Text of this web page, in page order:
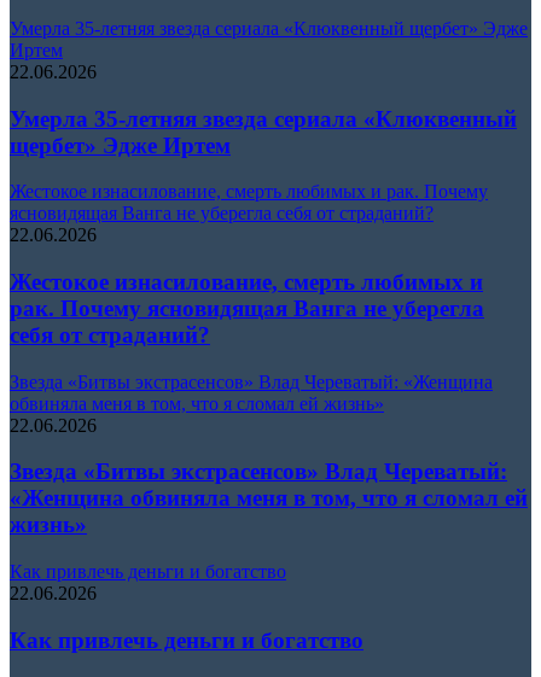
Умерла 35-летняя звезда сериала «Клюквенный щербет» Эдже
Иртем
22.06.2026
Умерла 35-летняя звезда сериала «Клюквенный
щербет» Эдже Иртем
Жестокое изнасилование, смерть любимых и рак. Почему
ясновидящая Ванга не уберегла себя от страданий?
22.06.2026
Жестокое изнасилование, смерть любимых и
рак. Почему ясновидящая Ванга не уберегла
себя от страданий?
Звезда «Битвы экстрасенсов» Влад Череватый: «Женщина
обвиняла меня в том, что я сломал ей жизнь»
22.06.2026
Звезда «Битвы экстрасенсов» Влад Череватый:
«Женщина обвиняла меня в том, что я сломал ей
жизнь»
Как привлечь деньги и богатство
22.06.2026
Как привлечь деньги и богатство